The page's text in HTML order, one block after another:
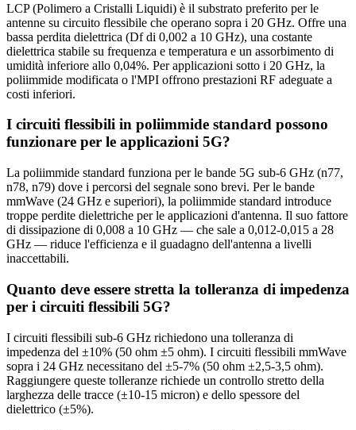
LCP (Polimero a Cristalli Liquidi) è il substrato preferito per le
antenne su circuito flessibile che operano sopra i 20 GHz. Offre una
bassa perdita dielettrica (Df di 0,002 a 10 GHz), una costante
dielettrica stabile su frequenza e temperatura e un assorbimento di
umidità inferiore allo 0,04%. Per applicazioni sotto i 20 GHz, la
poliimmide modificata o l'MPI offrono prestazioni RF adeguate a
costi inferiori.
I circuiti flessibili in poliimmide standard possono
funzionare per le applicazioni 5G?
La poliimmide standard funziona per le bande 5G sub-6 GHz (n77,
n78, n79) dove i percorsi del segnale sono brevi. Per le bande
mmWave (24 GHz e superiori), la poliimmide standard introduce
troppe perdite dielettriche per le applicazioni d'antenna. Il suo fattore
di dissipazione di 0,008 a 10 GHz — che sale a 0,012-0,015 a 28
GHz — riduce l'efficienza e il guadagno dell'antenna a livelli
inaccettabili.
Quanto deve essere stretta la tolleranza di impedenza
per i circuiti flessibili 5G?
I circuiti flessibili sub-6 GHz richiedono una tolleranza di
impedenza del ±10% (50 ohm ±5 ohm). I circuiti flessibili mmWave
sopra i 24 GHz necessitano del ±5-7% (50 ohm ±2,5-3,5 ohm).
Raggiungere queste tolleranze richiede un controllo stretto della
larghezza delle tracce (±10-15 micron) e dello spessore del
dielettrico (±5%).